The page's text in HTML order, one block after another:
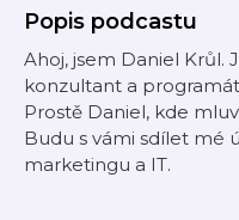
Popis podcastu
Ahoj, jsem Daniel Krůl.
konzultant a
Prostě Daniel, kde
Budu s vámi sdílet mé
marketingu a IT.